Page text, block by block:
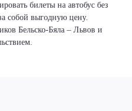
билеты на автобус без
собой выгодную цену.
Бельско-Бяла – Львов и